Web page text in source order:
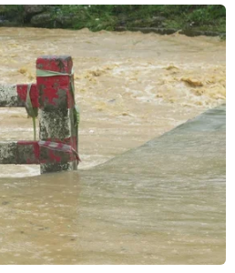
cai chung kết
2026
trong
đầu thế